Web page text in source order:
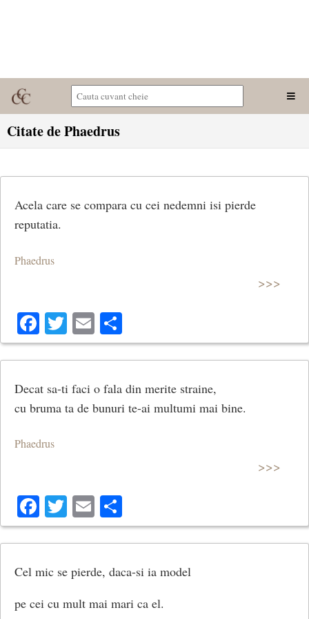
Citate de Phaedrus
Acela care se compara cu cei nedemni isi pierde
reputatia.
Phaedrus
>>>
Facebook
Twitter
Email
Decat sa-ti faci o fala din merite straine,
cu bruma ta de bunuri te-ai multumi mai bine.
Phaedrus
>>>
Facebook
Twitter
Email
Cel mic se pierde, daca-si ia model
pe cei cu mult mai mari ca el.